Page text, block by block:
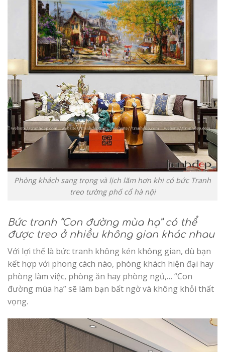
Phòng khách sang trọng và lịch lãm hơn khi có bức Tranh
treo tường phố cổ hà nội
Bức tranh “Con đường mùa hạ” có thể
được treo ở nhiều không gian khác nhau
Với lợi thế là bức tranh không kén không gian, dù bạn
kết hợp với phong cách nào, phòng khách hiện đại hay
phòng làm việc, phòng ăn hay phòng ngủ,… “Con
đường mùa hạ” sẽ làm bạn bất ngờ và không khỏi thất
vọng.